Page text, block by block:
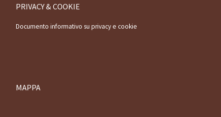
PRIVACY & COOKIE
Documento informativo su privacy e cookie
MAPPA